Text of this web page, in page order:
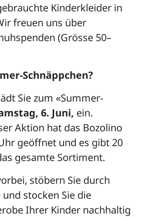
Kinderkleider in
freuen uns über
(Grösse 50–
Schnäppchen?
Sie zum «Summer-
6. Juni, ein.
Aktion hat das Bozolino
geöffnet und es gibt 20
gesamte Sortiment.
stöbern Sie durch
und stocken Sie die
Ihrer Kinder nachhaltig